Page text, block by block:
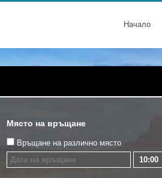
Начало
Място на връщане
Връщане на различно място